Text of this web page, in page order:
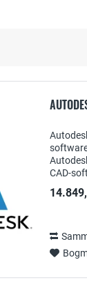
CAD-